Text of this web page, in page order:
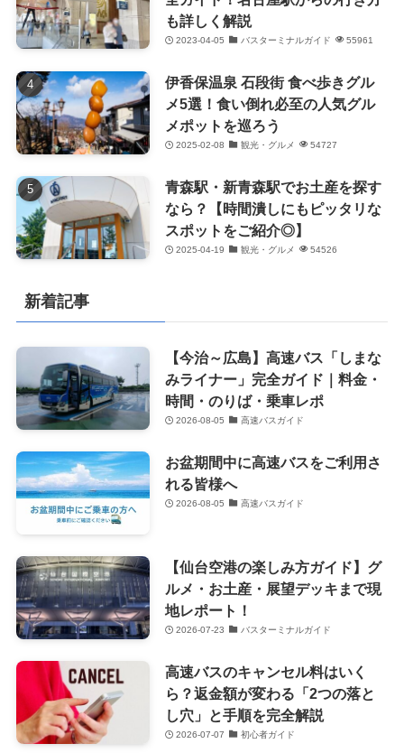
も詳しく解説
2023-04-05 バスターミナルガイド 55961
伊香保温泉 石段街 食べ歩きグル
メ5選！食い倒れ必至の人気グル
メポットを巡ろう
2025-02-08 観光・グルメ 54727
青森駅・新青森駅でお土産を探す
なら？【時間潰しにもピッタリな
スポットをご紹介◎】
2025-04-19 観光・グルメ 54526
新着記事
【今治～広島】高速バス「しまな
みライナー」完全ガイド｜料金・
時間・のりば・乗車レポ
2026-08-05 高速バスガイド
お盆期間中に高速バスをご利用さ
れる皆様へ
2026-08-05 高速バスガイド
【仙台空港の楽しみ方ガイド】グ
ルメ・お土産・展望デッキまで現
地レポート！
2026-07-23 バスターミナルガイド
高速バスのキャンセル料はいく
ら？返金額が変わる「2つの落と
し穴」と手順を完全解説
2026-07-07 初心者ガイド